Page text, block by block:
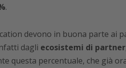
.
devono in buona parte ai
dagli ecosistemi di partner
questa percentuale, che già